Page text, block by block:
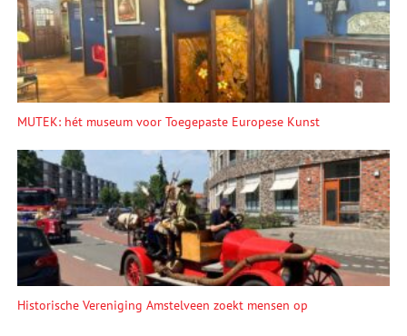
MUTEK: hét museum voor Toegepaste Europese Kunst
Historische Vereniging Amstelveen zoekt mensen op